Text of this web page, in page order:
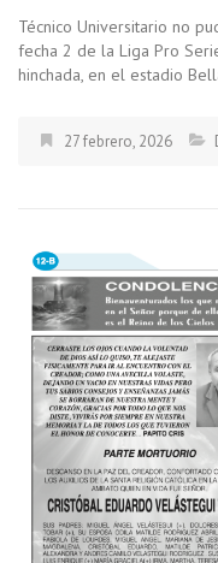
Técnico Universitario no
fecha 2 de la Liga Pro
hinchada, en el estadio
27 febrero, 2026